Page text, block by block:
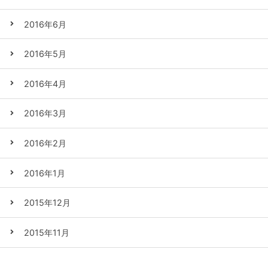
2016年6月
2016年5月
2016年4月
2016年3月
2016年2月
2016年1月
2015年12月
2015年11月